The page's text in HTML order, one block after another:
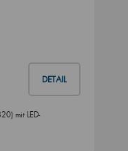
DETAIL
mit LED-